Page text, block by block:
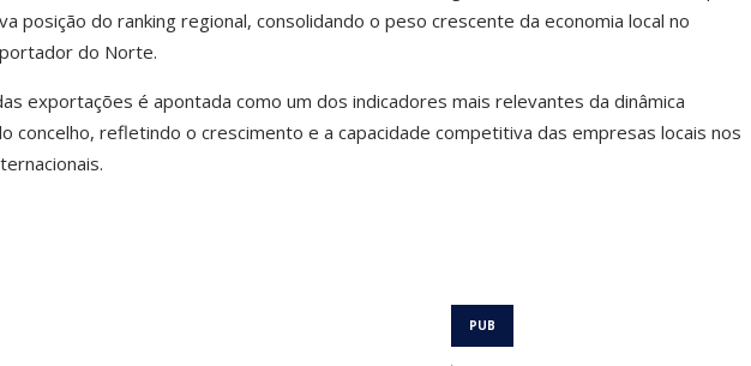
posição do ranking regional, consolidando o peso crescente da economia local no
do Norte.
exportações é apontada como um dos indicadores mais relevantes da dinâmica
concelho, refletindo o crescimento e a capacidade competitiva das empresas locais nos